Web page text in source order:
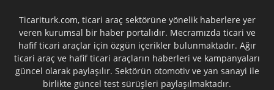
Ticariturk.com, ticari araç sektörüne yönelik haberlere yer
veren kurumsal bir haber portalıdır. Mecramızda ticari ve
hafif ticari araçlar için özgün içerikler bulunmaktadır. Ağır
ticari araç ve hafif ticari araçların haberleri ve kampanyaları
güncel olarak paylaşılır. Sektörün otomotiv ve yan sanayi ile
birlikte güncel test sürüşleri paylaşılmaktadır.